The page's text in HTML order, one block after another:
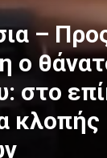
–
ο
στο
κλοπής